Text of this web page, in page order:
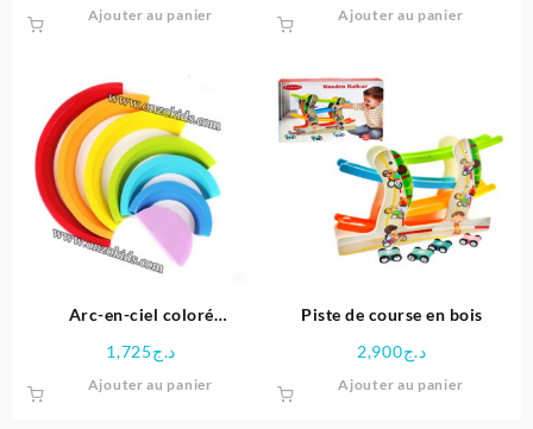
Ajouter au panier Ajouter au panier
Arc-en-ciel coloré
د.ج1,725
Ajouter au panier
Piste de course en bois
د.ج2,900
Ajouter au panier